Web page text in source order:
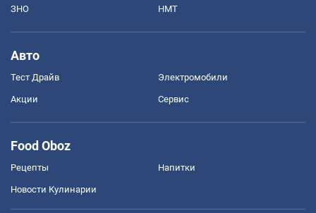
ЗНО НМТ
Авто
Тест Драйв Электромобили
Акции Сервис
Food Oboz
Рецепты Напитки
Новости Кулинарии